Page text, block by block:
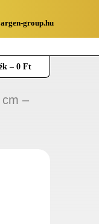
group.hu
–0Ft
–